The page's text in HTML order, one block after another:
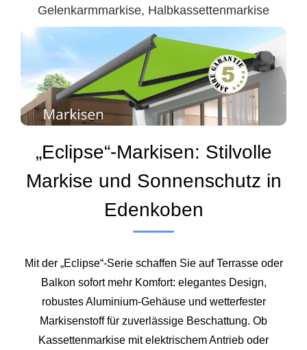
Gelenkarmmarkise, Halbkassettenmarkise
„Eclipse“-Markisen: Stilvolle
Markise und Sonnenschutz in
Edenkoben
Mit der „Eclipse“-Serie schaffen Sie auf Terrasse oder
Balkon sofort mehr Komfort: elegantes Design,
robustes Aluminium-Gehäuse und wetterfester
Markisenstoff für zuverlässige Beschattung. Ob
Kassettenmarkise mit elektrischem Antrieb oder